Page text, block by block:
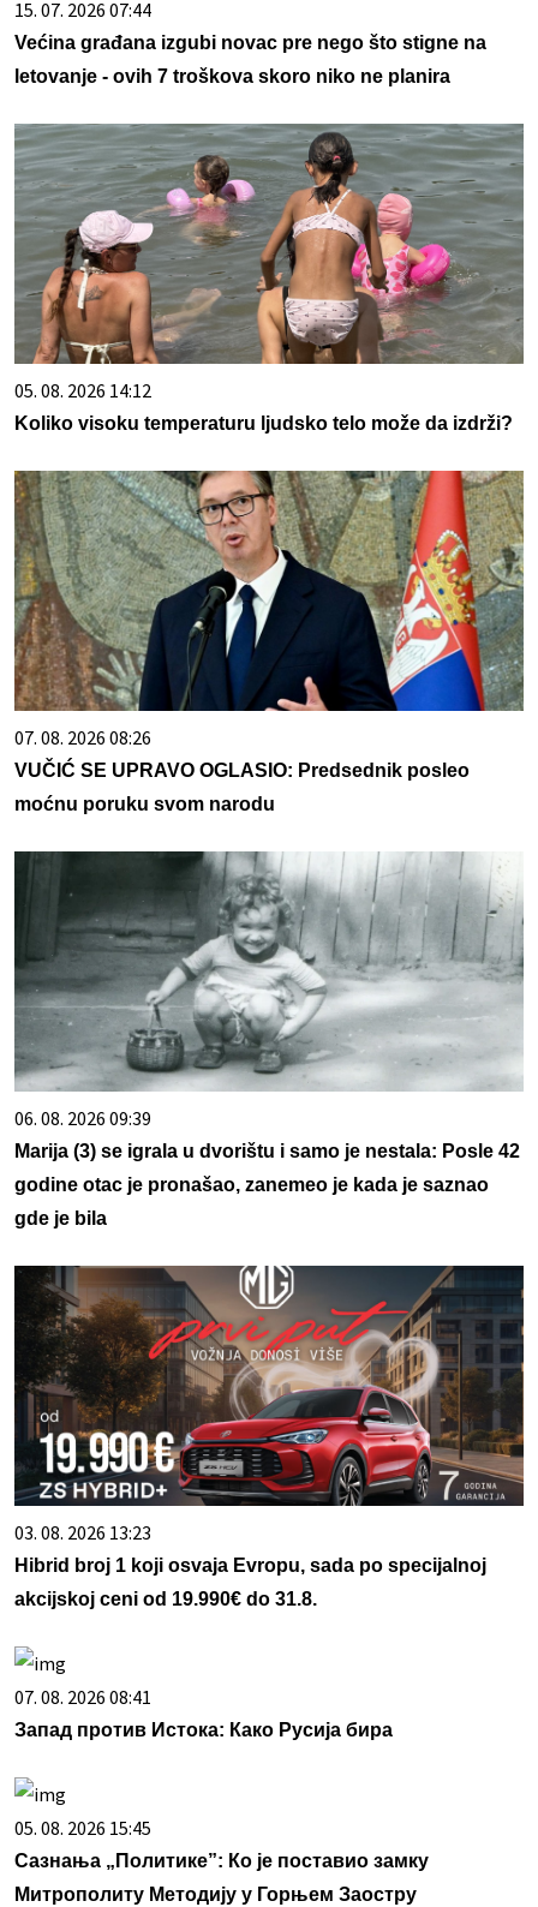
15. 07. 2026 07:44
Većina građana izgubi novac pre nego što stigne na
letovanje - ovih 7 troškova skoro niko ne planira
05. 08. 2026 14:12
Koliko visoku temperaturu ljudsko telo može da izdrži?
07. 08. 2026 08:26
VUČIĆ SE UPRAVO OGLASIO: Predsednik posleo
moćnu poruku svom narodu
06. 08. 2026 09:39
Marija (3) se igrala u dvorištu i samo je nestala: Posle 42
godine otac je pronašao, zanemeo je kada je saznao
gde je bila
03. 08. 2026 13:23
Hibrid broj 1 koji osvaja Evropu, sada po specijalnoj
akcijskoj ceni od 19.990€ do 31.8.
07. 08. 2026 08:41
Запад против Истока: Како Русија бира
05. 08. 2026 15:45
Сазнања „Политике”: Ко је поставио замку
Митрополиту Методију у Горњем Заостру